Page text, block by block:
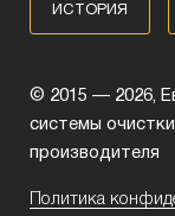
ИСТОРИЯ
© 2015 — 2026,
системы
производителя
Политика